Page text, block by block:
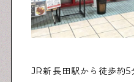
JR新長田駅から徒歩約5